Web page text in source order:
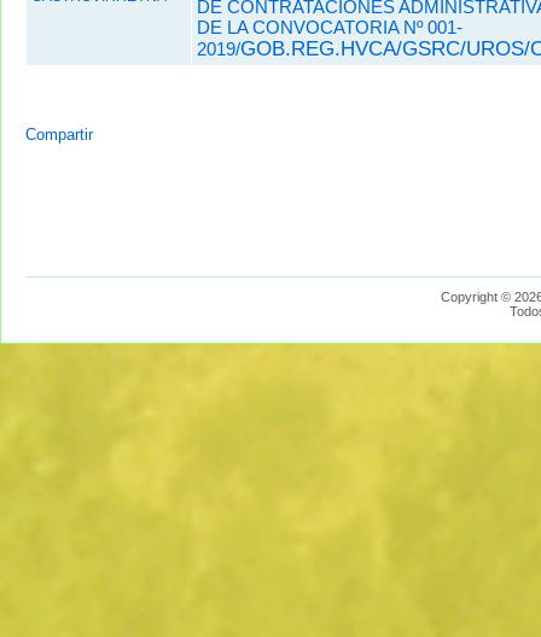
DE CONTRATACIONES
DE LA CONVOCATORIA Nº 001-
2019/GOB.REG.HVCA/GSRC/UROS/
Compartir
Copyright ©